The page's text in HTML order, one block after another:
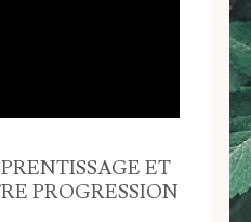
ET
PROGRESSION